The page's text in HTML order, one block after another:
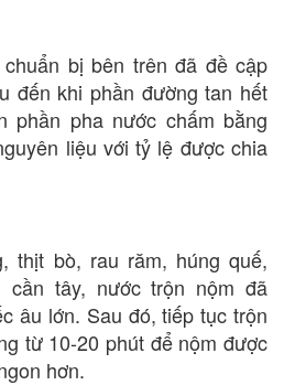
bị bên trên đã đề cập
đến khi phần đường tan hết
phần pha nước chấm bằng
liệu với tỷ lệ được chia
thịt bò, rau răm, húng quế,
cần tây, nước trộn nộm đã
âu lớn. Sau đó, tiếp tục trộn
từ 10-20 phút để nộm được
hơn.